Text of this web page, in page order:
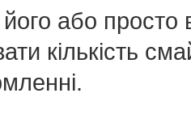
його або
кількість